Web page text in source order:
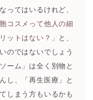
ってはいるけれど、
コスメって他人の細
ットはない？」
と、
のではないでしょう
ーム」は全く別物と
し、「再生医療」と
しまう方もいるかも